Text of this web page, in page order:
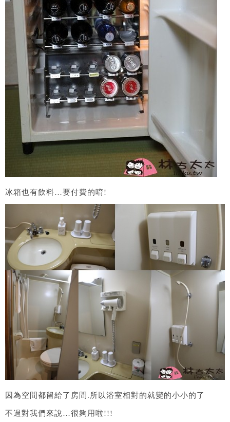
冰箱也有飲料…要付費的唷!
因為空間都留給了房間.所以浴室相對的就變的小小的了
不過對我們來說…很夠用啦!!!